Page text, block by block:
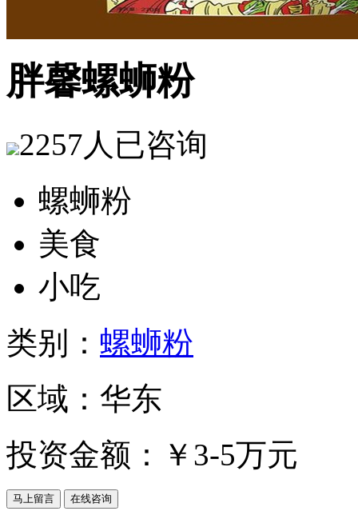
胖馨螺蛳粉
2257人 已咨询
螺蛳粉
美食
小吃
类别： 螺蛳粉
区域：华东
投资金额：￥ 3-5万元